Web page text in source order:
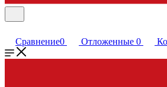
Сравнение0 Отложенные 0